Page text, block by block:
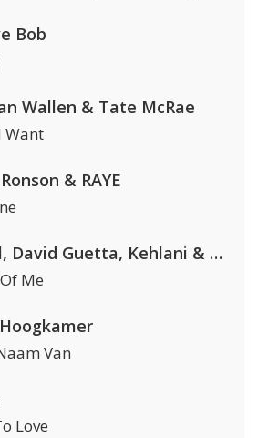
Bob
Wallen & Tate McRae
Want
& RAYE
Hugel, David Guetta, Kehlani & Daecolm
Me
Van
Love